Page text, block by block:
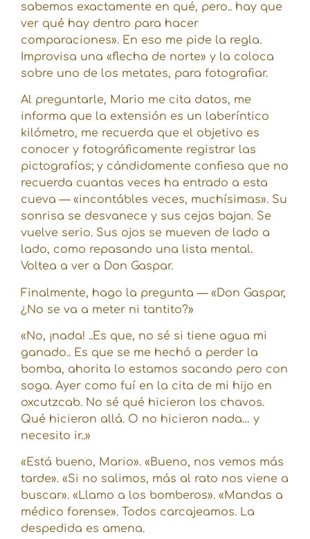
sabemos exactamente en qué, pero.. hay que
ver qué hay dentro para hacer
comparaciones». En eso me pide la regla.
Improvisa una «flecha de norte» y la coloca
sobre uno de los metates, para fotografiar.
Al preguntarle, Mario me cita datos, me
informa que la extensión es un laberíntico
kilómetro, me recuerda que el objetivo es
conocer y fotográficamente registrar las
pictografías; y cándidamente confiesa que no
recuerda cuantas veces ha entrado a esta
cueva — «incontábles veces, muchísimas». Su
sonrisa se desvanece y sus cejas bajan. Se
vuelve serio. Sus ojos se mueven de lado a
lado, como repasando una lista mental.
Voltea a ver a Don Gaspar.
Finalmente, hago la pregunta — «Don Gaspar,
¿No se va a meter ni tantito?»
«No, ¡nada! ..Es que, no sé si tiene agua mi
ganado.. Es que se me hechó a perder la
bomba, ahorita lo estamos sacando pero con
soga. Ayer como fuí en la cita de mi hijo en
oxcutzcab. No sé qué hicieron los chavos.
Qué hicieron allá. O no hicieron nada… y
necesito ir..»
«Está bueno, Mario». «Bueno, nos vemos más
tarde». «Si no salimos, más al rato nos viene a
buscar». «Llamo a los bomberos». «Mandas a
médico forense». Todos carcajeamos. La
despedida es amena.